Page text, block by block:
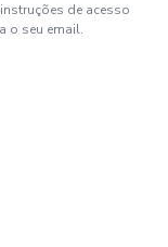
de acesso
o seu email.